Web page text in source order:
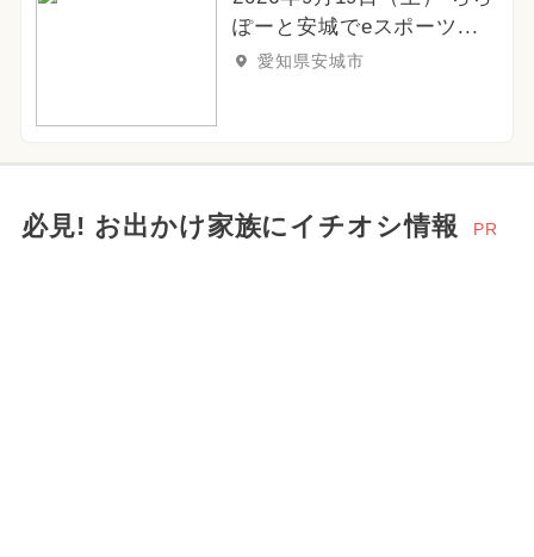
ぽーと安城でeスポーツ...
愛知県安城市
必見! お出かけ家族にイチオシ情報 PR